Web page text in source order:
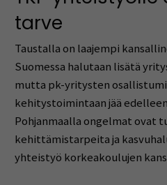
tarve
Taustalla on laajempi
Suomessa halutaan lisätä
mutta pk-yritysten
kehitystoimintaan jää
Pohjanmaalla ongelmat ovat
kehittämistarpeita ja
yhteistyö korkeakoulujen